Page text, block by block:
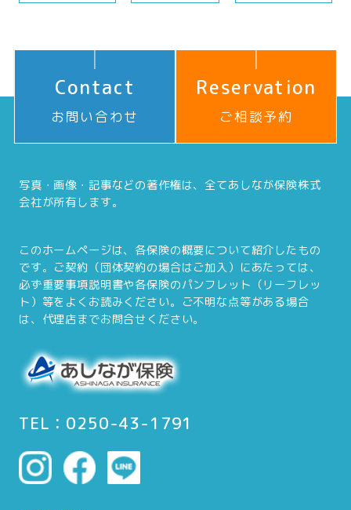
Contact
お問い合わせ
Reservation
ご相談予約
写真・画像・記事などの著作権は、全てあしなが保険株式
会社が所有します。
このホームページは、各保険の概要について紹介したもの
です。ご契約（団体契約の場合はご加入）にあたっては、
必ず重要事項説明書や各保険のパンフレット（リーフレッ
ト）等をよくお読みください。ご不明な点等がある場合
は、代理店までお問合せください。
TEL：0250-43-1791